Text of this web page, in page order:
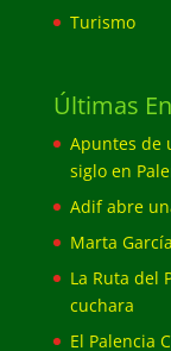
Turismo
Últimas
Apuntes de
siglo en
Adif abre
Marta
La Ruta del
cuchara
El Palencia